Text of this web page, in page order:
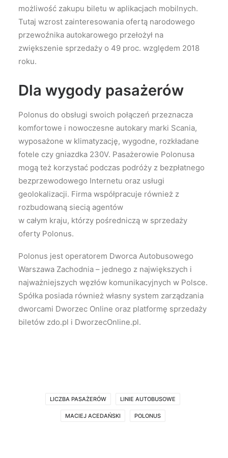
możliwość zakupu biletu w aplikacjach mobilnych.
Tutaj wzrost zainteresowania ofertą narodowego
przewoźnika autokarowego przełożył na
zwiększenie sprzedaży o 49 proc. względem 2018
roku.
Dla wygody pasażerów
Polonus do obsługi swoich połączeń przeznacza
komfortowe i nowoczesne autokary marki Scania,
wyposażone w klimatyzację, wygodne, rozkładane
fotele czy gniazdka 230V. Pasażerowie Polonusa
mogą też korzystać podczas podróży z bezpłatnego
bezprzewodowego Internetu oraz usługi
geolokalizacji. Firma współpracuje również z
rozbudowaną siecią agentów
w całym kraju, którzy pośredniczą w sprzedaży
oferty Polonus.
Polonus jest operatorem Dworca Autobusowego
Warszawa Zachodnia – jednego z największych i
najważniejszych węzłów komunikacyjnych w Polsce.
Spółka posiada również własny system zarządzania
dworcami Dworzec Online oraz platformę sprzedaży
biletów zdo.pl i DworzecOnline.pl.
LICZBA PASAŻERÓW LINIE AUTOBUSOWE
MACIEJ ACEDAŃSKI POLONUS